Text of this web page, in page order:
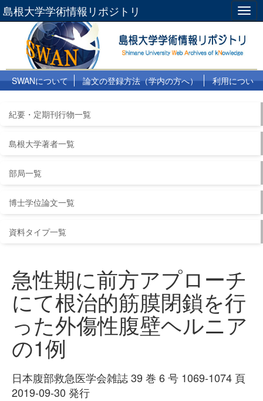
島根大学学術情報リポジトリ
SWANについて 論文の登録方法（学内の方へ）
利用につい
紀要・定期刊行物一覧
島根大学著者一覧
部局一覧
博士学位論文一覧
資料タイプ一覧
急性期に前方アプローチ
にて根治的筋膜閉鎖を行
った外傷性腹壁ヘルニア
の1例
日本腹部救急医学会雑誌 39 巻 6 号 1069-1074 頁
2019-09-30 発行